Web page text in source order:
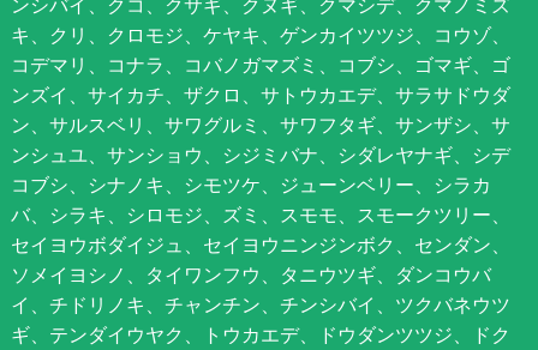
ンシバイ、クコ、クサギ、クヌギ、クマシデ、クマノミズ
キ、クリ、クロモジ、ケヤキ、ゲンカイツツジ、コウゾ、
コデマリ、コナラ、コバノガマズミ、コブシ、ゴマギ、ゴ
ンズイ、サイカチ、ザクロ、サトウカエデ、サラサドウダ
ン、サルスベリ、サワグルミ、サワフタギ、サンザシ、サ
ンシュユ、サンショウ、シジミバナ、シダレヤナギ、シデ
コブシ、シナノキ、シモツケ、ジューンベリー、シラカ
バ、シラキ、シロモジ、ズミ、スモモ、スモークツリー、
セイヨウボダイジュ、セイヨウニンジンボク、センダン、
ソメイヨシノ、タイワンフウ、タニウツギ、ダンコウバ
イ、チドリノキ、チャンチン、チンシバイ、ツクバネウツ
ギ、テンダイウヤク、トウカエデ、ドウダンツツジ、ドク